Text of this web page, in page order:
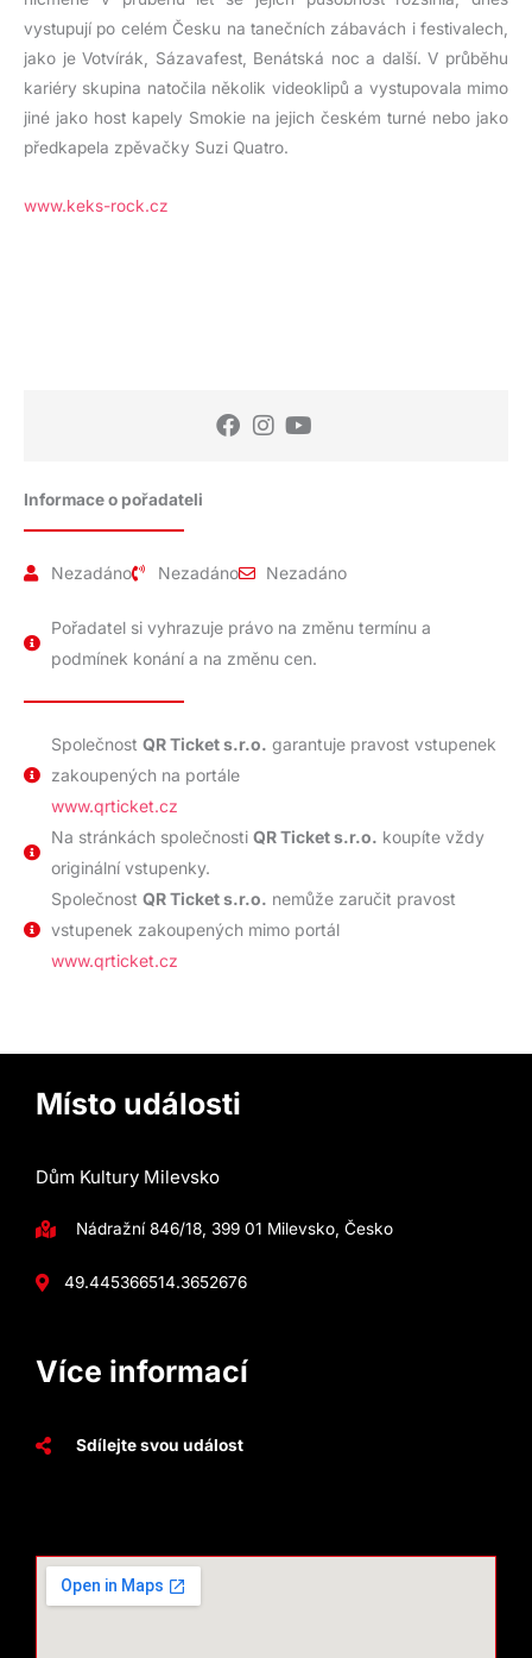
vystupují po celém Česku na tanečních zábavách i festivalech,
jako je Votvírák, Sázavafest, Benátská noc a další. V průběhu
kariéry skupina natočila několik videoklipů a vystupovala mimo
jiné jako host kapely Smokie na jejich českém turné nebo jako
předkapela zpěvačky Suzi Quatro.
www.keks-rock.cz
Informace o pořadateli
Nezadáno Nezadáno Nezadáno
Pořadatel si vyhrazuje právo na změnu termínu a
podmínek konání a na změnu cen.
Společnost QR Ticket s.r.o. garantuje pravost vstupenek
zakoupených na portále
www.qrticket.cz
Na stránkách společnosti QR Ticket s.r.o. koupíte vždy
originální vstupenky.
Společnost QR Ticket s.r.o. nemůže zaručit pravost
vstupenek zakoupených mimo portál
www.qrticket.cz
Místo události
Dům Kultury Milevsko
Nádražní 846/18, 399 01 Milevsko, Česko
49.445366514.3652676
Více informací
Sdílejte svou událost